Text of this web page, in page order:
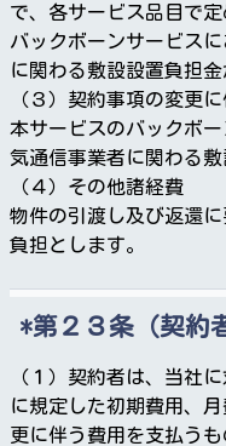
で、各サービス品目で定
バックボーンサービス
に関わる敷設設置負担
（３）契約事項の変更
本サービスのバックボ
気通信事業者に関わる
（４）その他諸経費
物件の引渡し及び返還
負担とします。
第２３条（契約
（１）契約者は、当社
に規定した初期費用、
更に伴う費用を支払うも